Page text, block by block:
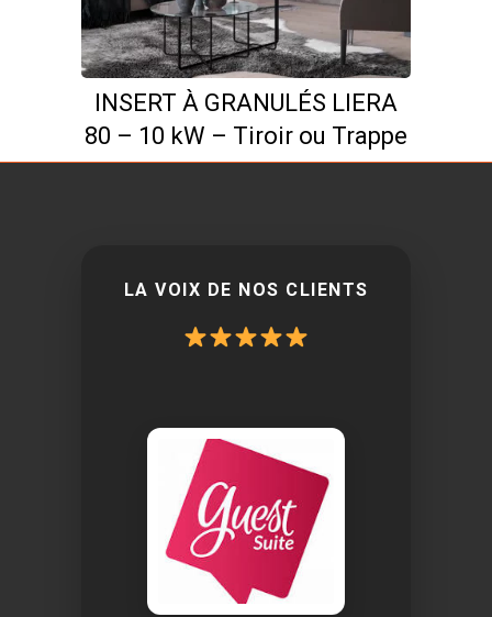
du
produit
Ce
produit
a
peuvent
choisies
produit
INSERT À GRANULÉS LIERA
80 – 10 kW – Tiroir ou Trappe
LA VOIX DE NOS CLIENTS